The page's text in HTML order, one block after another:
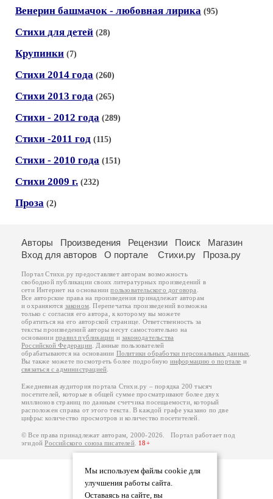
Венерин башмачок - любовная лирика (95)
Стихи для детей (28)
Крупинки (7)
Стихи 2014 года (260)
Стихи 2013 года (265)
Стихи - 2012 года (289)
Стихи -2011 год (115)
Стихи - 2010 года (151)
Стихи 2009 г. (232)
Проза (2)
Мы используем файлы cookie для
улучшения работы сайта.
Оставаясь на сайте, вы
Авторы Произведения Рецензии Поиск
Магазин
Вход для авторов
О портале Стихи.ру Проза.ру
Портал Стихи.ру предоставляет авторам возможность
свободной публикации своих литературных произведений в
сети Интернет на основаниипользовательского договора
Все авторские права на произведения принадлежат авторам
и охраняются законом . Перепечатка произведений возможна
только с согласия его автора, к которому вы можете
обратиться на его авторской странице. Ответственность за
тексты произведений авторы несут самостоятельно на
основанииправил публикации изаконодательства
Российской Федерации . Данные пользователей
обрабатываются на основании Политики обработки персональных данных
Вы также можете посмотреть более подробную информацию о портале и
связаться с администрацией
Ежедневная аудитория портала Стихи.ру – порядка 200 тысяч
посетителей, которые в общей сумме просматривают более двух
миллионов страниц по данным счетчика посещаемости, который
расположен справа от этого текста. В каждой графе указано по две
цифры: количество просмотров и количество посетителей.
© Все права принадлежат авторам, 2000-2026. Портал работает под
эгидойРоссийского союза писателей. 18+